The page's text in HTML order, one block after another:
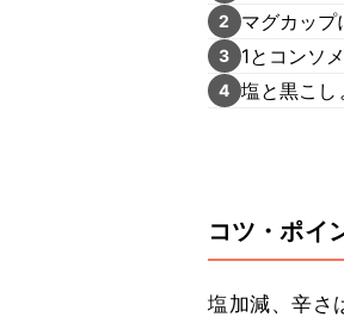
2 マグカップ
3 1とコンソ
4 塩と黒こし
コツ・ポイ
塩加減、辛さ